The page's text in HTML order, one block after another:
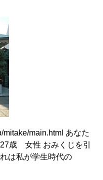
main.html あなた
歳 女性 おみくじを引
は私が学生時代の